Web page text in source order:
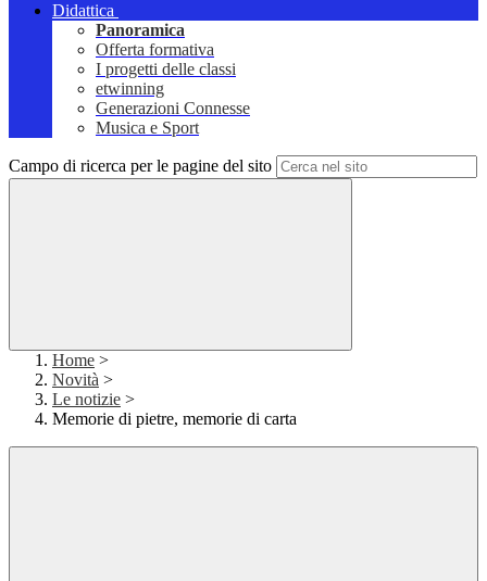
Didattica
Panoramica
Offerta formativa
I progetti delle classi
etwinning
Generazioni Connesse
Musica e Sport
Campo di ricerca per le pagine del sito
Home >
Novità >
Le notizie >
Memorie di pietre, memorie di carta